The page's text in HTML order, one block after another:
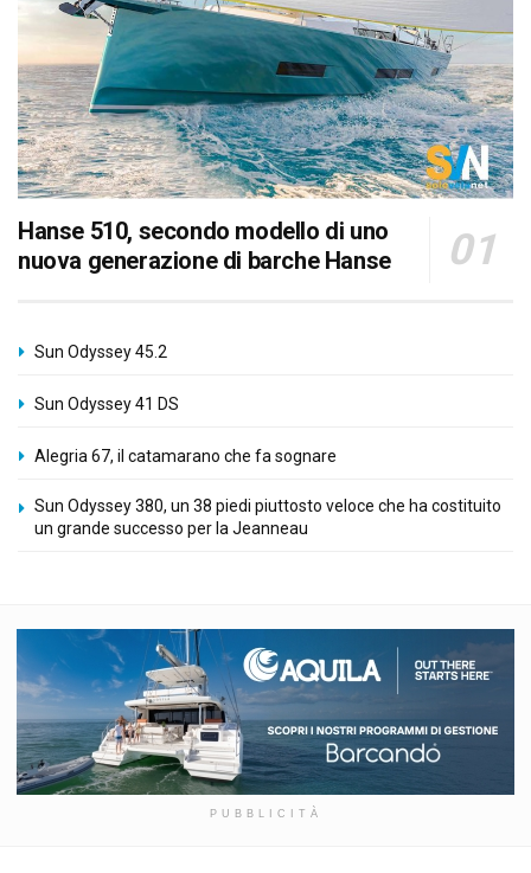
Hanse 510, secondo modello di uno
nuova generazione di barche Hanse
Sun Odyssey 45.2
Sun Odyssey 41 DS
Alegria 67, il catamarano che fa sognare
Sun Odyssey 380, un 38 piedi piuttosto veloce che ha costituito
un grande successo per la Jeanneau
PUBBLICITÀ